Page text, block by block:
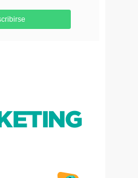
Aviso de Privacidad